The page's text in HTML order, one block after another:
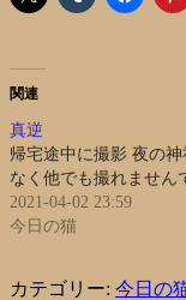
関連
真逆
帰宅途中に撮影 夜の
なく他でも撮れません
2021-04-02 23:59
今日の猫
カテゴリー: 今日の